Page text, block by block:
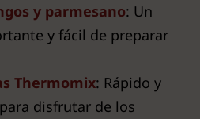
y parmesano: Un
y fácil de preparar
Thermomix: Rápido y
disfrutar de los